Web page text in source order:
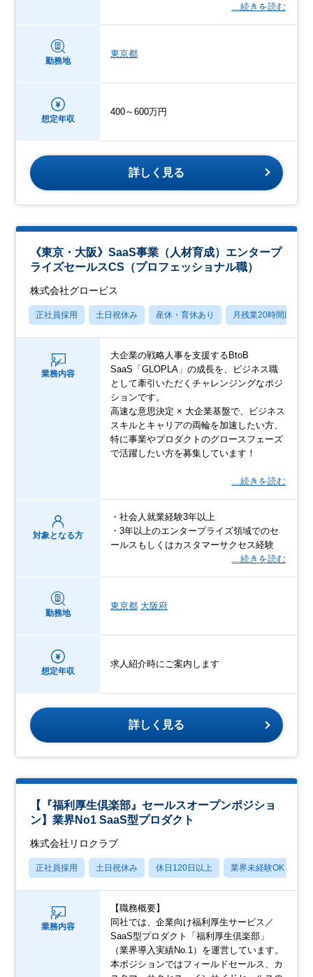
…続きを読む
勤務地
東京都
想定年収
400～600万円
詳しく見る
《東京・大阪》SaaS事業（人材育成）エンタープ
ライズセールスCS（プロフェッショナル職）
株式会社グロービス
正社員採用 土日祝休み 産休・育休あり 月残業20時間以内
業務内容
大企業の戦略人事を支援するBtoB
SaaS「GLOPLA」の成長を、ビジネス職
として牽引いただくチャレンジングなポジ
ションです。
高速な意思決定 × 大企業基盤で、ビジネス
スキルとキャリアの両輪を加速したい方、
特に事業やプロダクトのグロースフェーズ
で活躍したい方を募集しています！
…続きを読む
対象となる方
・社会人就業経験3年以上
・3年以上のエンタープライズ領域でのセ
ールスもしくはカスタマーサクセス経験
…続きを読む
勤務地
東京都 大阪府
想定年収
求人紹介時にご案内します
詳しく見る
【『福利厚生倶楽部』セールスオープンポジショ
ン】業界No1 SaaS型プロダクト
株式会社リロクラブ
正社員採用 土日祝休み 休日120日以上 業界未経験OK
業務内容
【職務概要】
同社では、企業向け福利厚生サービス／
SaaS型プロダクト「福利厚生倶楽部」
（業界導入実績No.1）を運営しています。
本ポジションではフィールドセールス、カ